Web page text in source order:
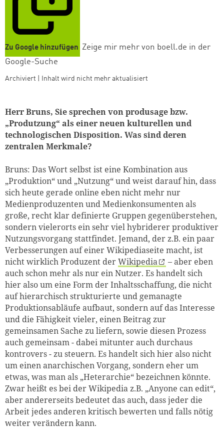
Zu Google hinzufügen Zeige mir mehr von boell.de in der
Google-Suche
Archiviert | Inhalt wird nicht mehr aktualisiert
Herr Bruns, Sie sprechen von produsage bzw.
„Produtzung“ als einer neuen kulturellen und
technologischen Disposition. Was sind deren
zentralen Merkmale?
Bruns: Das Wort selbst ist eine Kombination aus
„Produktion“ und „Nutzung“ und weist darauf hin, dass
sich heute gerade online eben nicht mehr nur
Medienproduzenten und Medienkonsumenten als
große, recht klar definierte Gruppen gegenüberstehen,
sondern vielerorts ein sehr viel hybriderer produktiver
Nutzungsvorgang stattfindet. Jemand, der z.B. ein paar
Verbesserungen auf einer Wikipediaseite macht, ist
nicht wirklich Produzent derWikipedia
– aber eben
auch schon mehr als nur ein Nutzer. Es handelt sich
hier also um eine Form der Inhaltsschaffung, die nicht
auf hierarchisch strukturierte und gemanagte
Produktionsabläufe aufbaut, sondern auf das Interesse
und die Fähigkeit vieler, einen Beitrag zur
gemeinsamen Sache zu liefern, sowie diesen Prozess
auch gemeinsam - dabei mitunter auch durchaus
kontrovers - zu steuern. Es handelt sich hier also nicht
um einen anarchischen Vorgang, sondern eher um
etwas, was man als „Heterarchie“ bezeichnen könnte.
Zwar heißt es bei der Wikipedia z.B. „Anyone can edit“,
aber andererseits bedeutet das auch, dass jeder die
Arbeit jedes anderen kritisch bewerten und falls nötig
weiter verändern kann.